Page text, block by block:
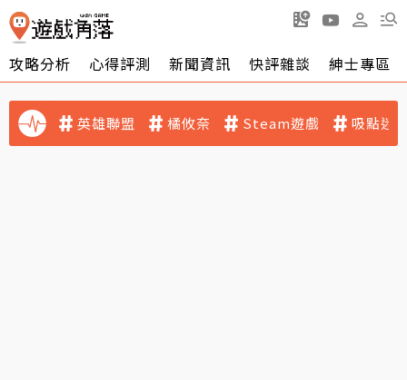
攻略分析 心得評測 新聞資訊 快評雜談 紳士專區
英雄聯盟 橘攸奈 Steam遊戲 吸點迷